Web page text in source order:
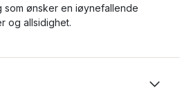
ønsker en iøynefallende
og allsidighet.